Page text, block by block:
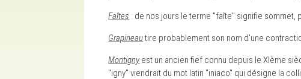
Faîtes : de nos jours le terme "faîte" signifie sommet,
Grapineautire probablement son nom d'une
Montignyest un ancien fief connu depuis le XIème
"igny" viendrait du mot latin "iniaco" qui désigne la